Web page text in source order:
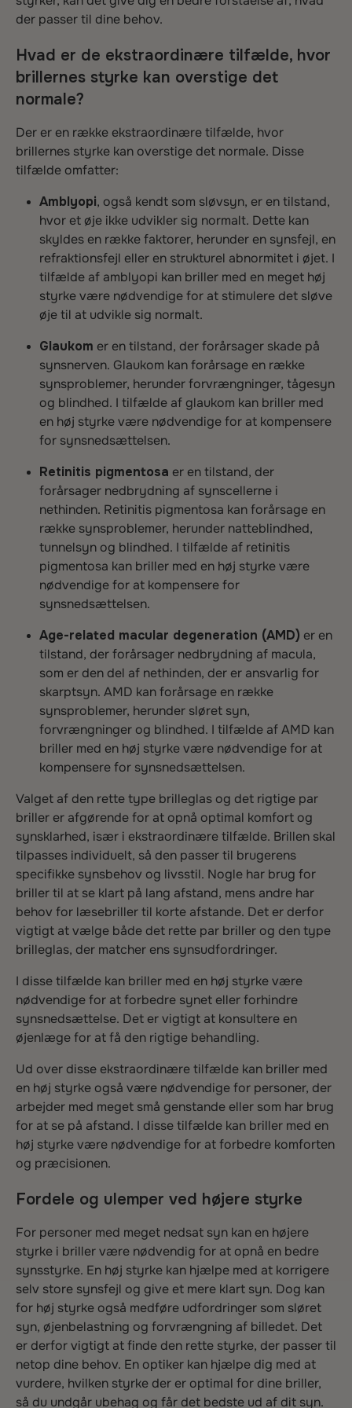
der passer til dine behov.
Hvad er de ekstraordinære tilfælde, hvor
brillernes styrke kan overstige det
normale?
Der er en række ekstraordinære tilfælde, hvor
brillernes styrke kan overstige det normale. Disse
tilfælde omfatter:
Amblyopi, også kendt som sløvsyn, er en tilstand,
hvor et øje ikke udvikler sig normalt. Dette kan
skyldes en række faktorer, herunder en synsfejl, en
refraktionsfejl eller en strukturel abnormitet i øjet. I
tilfælde af amblyopi kan briller med en meget høj
styrke være nødvendige for at stimulere det sløve
øje til at udvikle sig normalt.
Glaukom er en tilstand, der forårsager skade på
synsnerven. Glaukom kan forårsage en række
synsproblemer, herunder forvrængninger, tågesyn
og blindhed. I tilfælde af glaukom kan briller med
en høj styrke være nødvendige for at kompensere
for synsnedsættelsen.
Retinitis pigmentosa er en tilstand, der
forårsager nedbrydning af synscellerne i
nethinden. Retinitis pigmentosa kan forårsage en
række synsproblemer, herunder natteblindhed,
tunnelsyn og blindhed. I tilfælde af retinitis
pigmentosa kan briller med en høj styrke være
nødvendige for at kompensere for
synsnedsættelsen.
Age-related macular degeneration (AMD) er en
tilstand, der forårsager nedbrydning af macula,
som er den del af nethinden, der er ansvarlig for
skarptsyn. AMD kan forårsage en række
synsproblemer, herunder sløret syn,
forvrængninger og blindhed. I tilfælde af AMD kan
briller med en høj styrke være nødvendige for at
kompensere for synsnedsættelsen.
Valget af den rette type brilleglas og det rigtige par
briller er afgørende for at opnå optimal komfort og
synsklarhed, især i ekstraordinære tilfælde. Brillen skal
tilpasses individuelt, så den passer til brugerens
specifikke synsbehov og livsstil. Nogle har brug for
briller til at se klart på lang afstand, mens andre har
behov for læsebriller til korte afstande. Det er derfor
vigtigt at vælge både det rette par briller og den type
brilleglas, der matcher ens synsudfordringer.
I disse tilfælde kan briller med en høj styrke være
nødvendige for at forbedre synet eller forhindre
synsnedsættelse. Det er vigtigt at konsultere en
øjenlæge for at få den rigtige behandling.
Ud over disse ekstraordinære tilfælde kan briller med
en høj styrke også være nødvendige for personer, der
arbejder med meget små genstande eller som har brug
for at se på afstand. I disse tilfælde kan briller med en
høj styrke være nødvendige for at forbedre komforten
og præcisionen.
Fordele og ulemper ved højere styrke
For personer med meget nedsat syn kan en højere
styrke i briller være nødvendig for at opnå en bedre
synsstyrke. En høj styrke kan hjælpe med at korrigere
selv store synsfejl og give et mere klart syn. Dog kan
for høj styrke også medføre udfordringer som sløret
syn, øjenbelastning og forvrængning af billedet. Det
er derfor vigtigt at finde den rette styrke, der passer til
netop dine behov. En optiker kan hjælpe dig med at
vurdere, hvilken styrke der er optimal for dine briller,
så du undgår ubehag og får det bedste ud af dit syn.